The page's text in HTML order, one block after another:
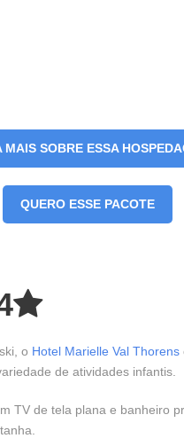
MAIS SOBRE ESSA
QUERO ESSE PACOTE
o Hotel Marielle Val Thorens
de atividades infantis.
TV de tela plana e banheiro